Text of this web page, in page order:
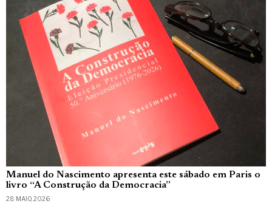
Manuel do Nascimento apresenta este sábado em Paris o
livro “A Construção da Democracia”
28 MAIO, 2026